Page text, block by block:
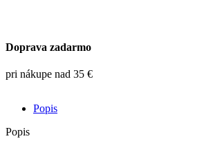
Doprava zadarmo
pri nákupe nad 35 €
Popis
Popis